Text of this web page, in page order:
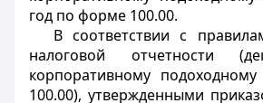
год по форме 100.00.
В соответствии с
налоговой отчетности
корпоративному
100.00), утвержденными